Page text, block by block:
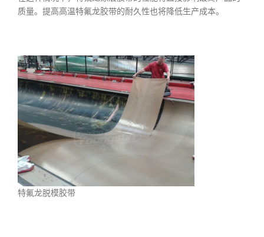
质量。提高高温特氟龙胶带的耐久性也将降低生产成本。
特氟龙脱模胶带